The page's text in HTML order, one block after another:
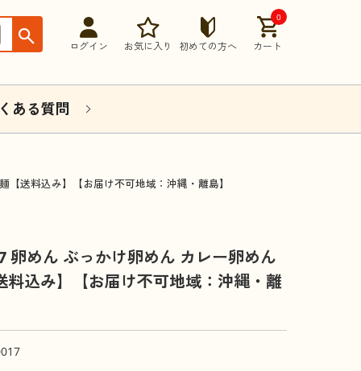
ログイン お気に入り 初めての方へ
0
カート
ある質問
【送料込み】【お届け不可地域：沖縄・離島】
卵めん ぶっかけ卵めん カレー卵めん
料込み】【お届け不可地域：沖縄・離